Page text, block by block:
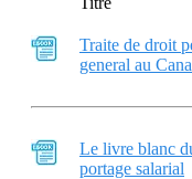
Traite de droit
general au
Le livre blanc
portage salarial